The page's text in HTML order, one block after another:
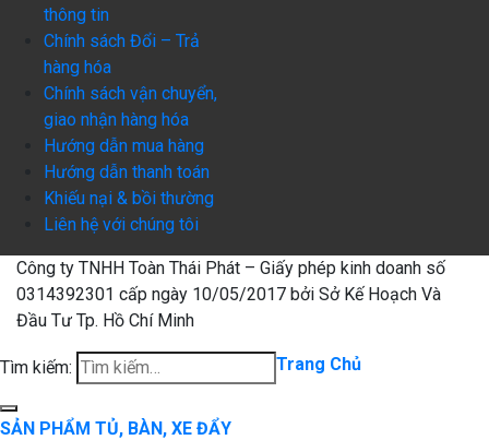
thông tin
Chính sách Đổi – Trả
hàng hóa
Chính sách vận chuyển,
giao nhận hàng hóa
Hướng dẫn mua hàng
Hướng dẫn thanh toán
Khiếu nại & bồi thường
Liên hệ với chúng tôi
Công ty TNHH Toàn Thái Phát – Giấy phép kinh doanh số
0314392301 cấp ngày 10/05/2017 bởi Sở Kế Hoạch Và
Đầu Tư Tp. Hồ Chí Minh
Tìm kiếm: Trang Chủ
SẢN PHẨM TỦ, BÀN, XE ĐẨY